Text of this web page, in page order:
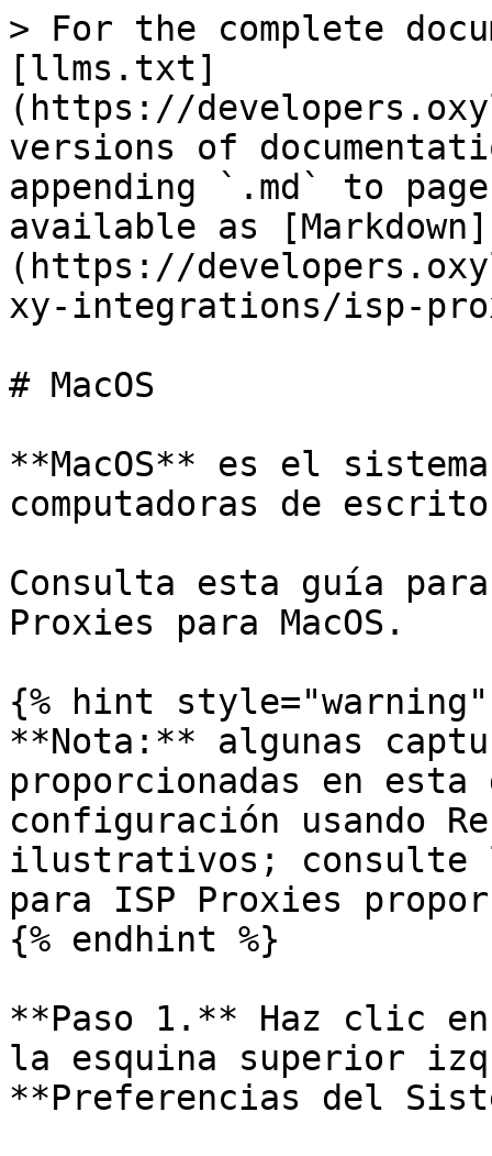
> For the complete
[llms.txt]
(https://
versions of
appending `.md` to
available as [Markdown]
(https://
xy-integrations/isp-
# MacOS
**MacOS** es el
computadoras de
Consulta esta guía
Proxies para MacOS.
{% hint style="warning"
**Nota:** algunas
proporcionadas en
configuración usando
ilustrativos; consulte
para ISP Proxies
{% endhint %}
**Paso 1.** Haz clic
la esquina superior
**Preferencias del